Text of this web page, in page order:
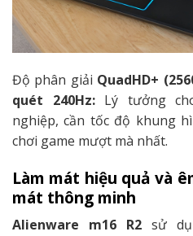
Độ phân giải QuadHD+
quét 240Hz:Lý tưởng
nghiệp, cần tốc độ khung
chơi game mượt mà nhất.
Làm mát hiệu quả và
mát thông minh
Alienware m16 R2 sử